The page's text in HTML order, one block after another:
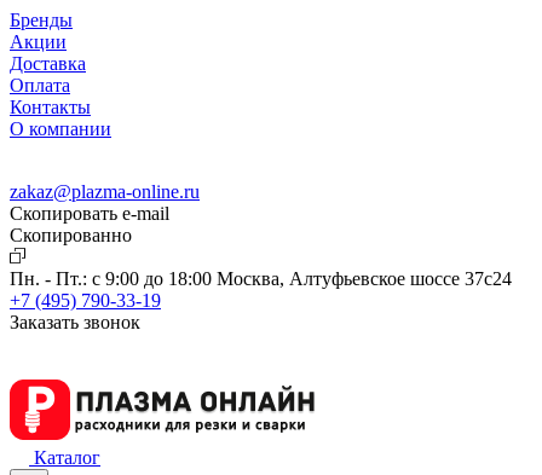
Бренды
Акции
Доставка
Оплата
Контакты
О компании
zakaz@plazma-online.ru
Скопировать e-mail
Cкопированно
Пн. - Пт.: с 9:00 до 18:00 Москва, Алтуфьевское шоссе 37с24
+7 (495) 790-33-19
Заказать звонок
Каталог